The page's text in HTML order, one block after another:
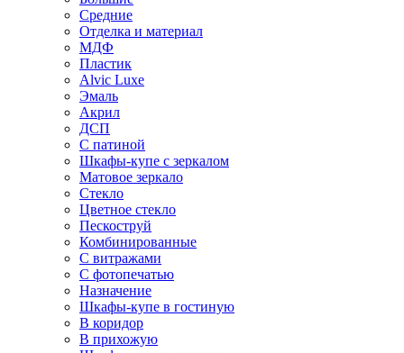
Средние
Отделка и материал
МДФ
Пластик
Alvic Luxe
Эмаль
Акрил
ДСП
С патиной
Шкафы-купе с зеркалом
Матовое зеркало
Стекло
Цветное стекло
Пескоструй
Комбинированные
С витражами
С фотопечатью
Назначение
Шкафы-купе в гостиную
В коридор
В прихожую